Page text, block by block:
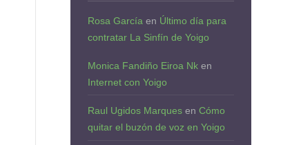
Rosa García en Último día para
contratar La Sinfín de Yoigo
Monica Fandiño Eiroa Nk en
Internet con Yoigo
Raul Ugidos Marques en Cómo
quitar el buzón de voz en Yoigo